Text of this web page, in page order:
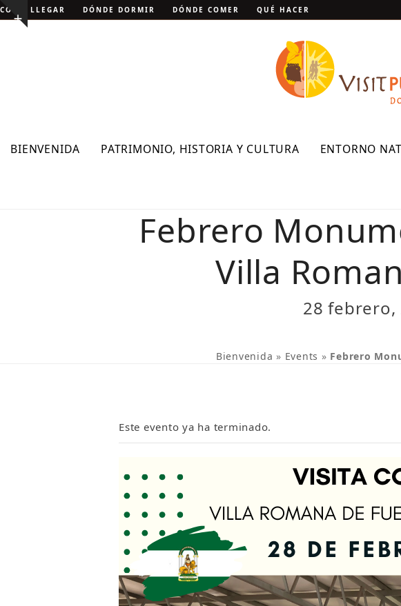
Skip
to Show
CÓMO LLEGAR DÓNDE DORMIR DÓNDE COMER QUÉ HACER
BIENVENIDA PATRIMONIO, HISTORIA Y CULTURA ENTORNO
Febrero
Villa
28 febrero,
Bienvenida » Events » Febrero
Este evento ya ha terminado.